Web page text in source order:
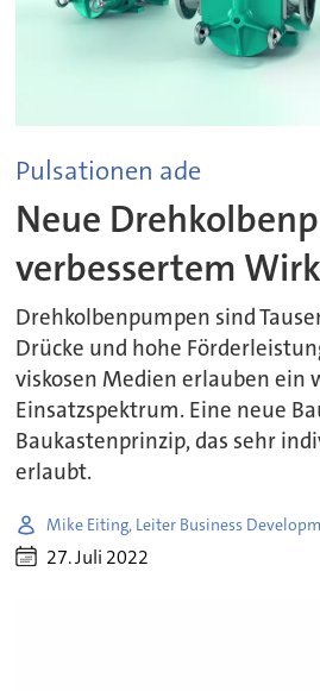
Pulsationen ade
Neue
verbessertem
Drehkolbenpumpen sind
Drücke und hohe
viskosen Medien erlauben ein
Einsatzspektrum. Eine neue
Baukastenprinzip, das sehr
erlaubt.
Mike Eiting, Leiter Business
27. Juli 2022